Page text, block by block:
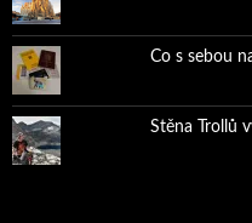
Co s sebou
Stěna Trollů